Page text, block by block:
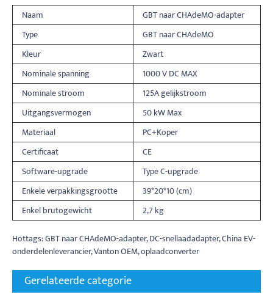
Naam
GBT naar CHAdeMO-adapter
Type
GBT naar CHAdeMO
Kleur
Zwart
Nominale spanning
1000 V DC MAX
Nominale stroom
125A gelijkstroom
Uitgangsvermogen
50 kW Max
Materiaal
PC+Koper
Certificaat
CE
Software-upgrade
Type C-upgrade
Enkele verpakkingsgrootte
39*20*10 (cm)
Enkel brutogewicht
2,7 kg
Hottags: GBT naar CHAdeMO-adapter, DC-snellaadadapter, China EV-
onderdelenleverancier, Vanton OEM, oplaadconverter
Gerelateerde categorie